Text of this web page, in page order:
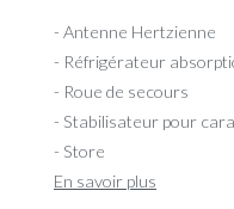
- Antenne Hertzienne
- Réfrigérateur
- Roue de secours
- Stabilisateur pour
- Store
En savoir plus